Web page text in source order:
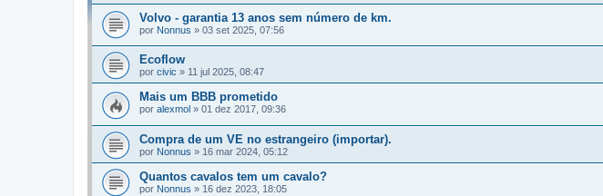
Volvo - garantia 13 anos sem número de km.
por Nonnus » 03 set 2025, 07:56
Ecoflow
por civic » 11 jul 2025, 08:47
Mais um BBB prometido
por alexmol » 01 dez 2017, 09:36
Compra de um VE no estrangeiro (importar).
por Nonnus » 16 mar 2024, 05:12
Quantos cavalos tem um cavalo?
por Nonnus » 16 dez 2023, 18:05